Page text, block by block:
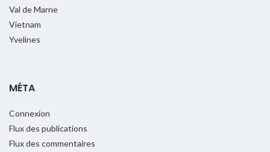
Val de Marne
Vietnam
Yvelines
MÉTA
Connexion
Flux des publications
Flux des commentaires